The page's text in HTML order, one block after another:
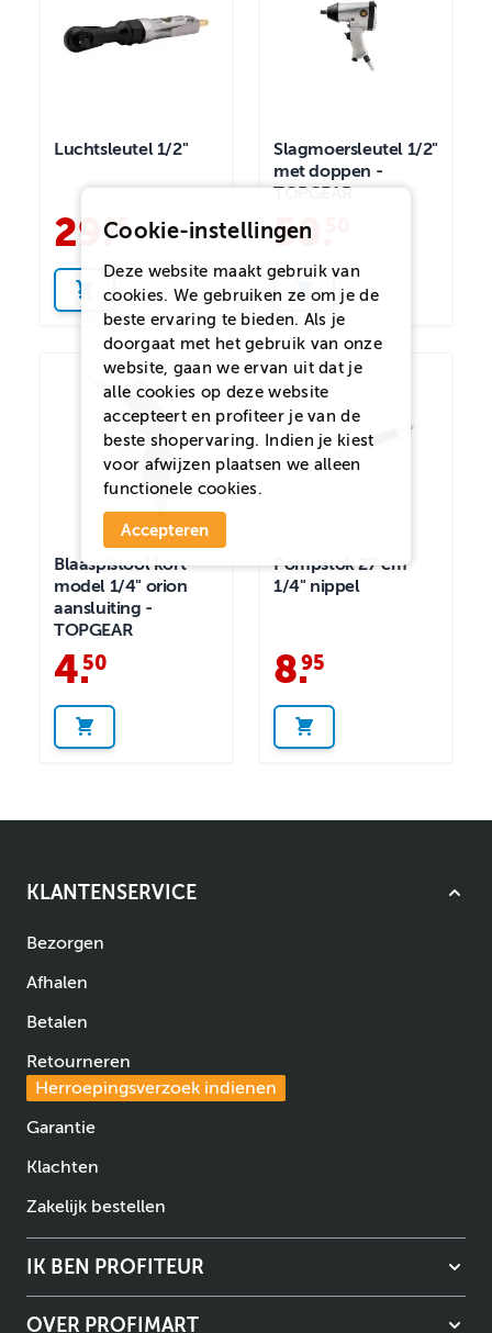
Luchtsleutel 1/2"
29 .
95
Slagmoersleutel 1/2"
met doppen -
TOPGEAR
50
Blaaspistool kort
model 1/4" orion
aansluiting -
TOPGEAR
4.
50
Pompstok 27 cm
1/4" nippel
8.
95
KLANTENSERVICE
Bezorgen
Afhalen
Betalen
Retourneren
Herroepingsverzoek indienen
Garantie
Klachten
Zakelijk bestellen
IK BEN PROFITEUR
OVER PROFIMART
Cookie-instellingen
Deze website maakt gebruik van
cookies. We gebruiken ze om je de
beste ervaring te bieden. Als je
doorgaat met het gebruik van onze
website, gaan we ervan uit dat je
alle cookies op deze website
accepteert en profiteer je van de
beste shopervaring. Indien je kiest
voor afwijzen plaatsen we alleen
functionele cookies.
Accepteren